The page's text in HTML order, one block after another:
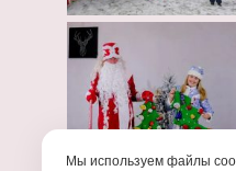
Мы используем файлы